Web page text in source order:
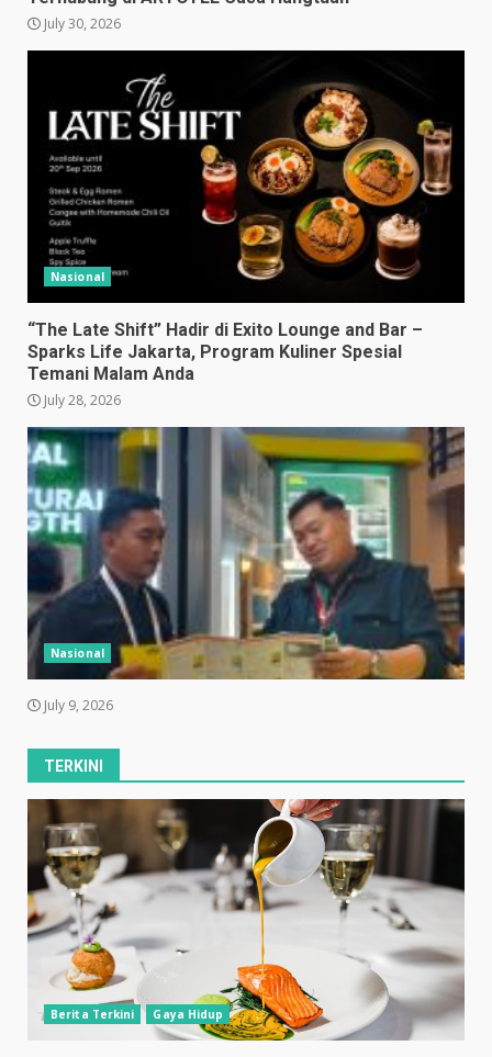
July 30, 2026
Nasional
“The Late Shift” Hadir di Exito Lounge and Bar –
Sparks Life Jakarta, Program Kuliner Spesial
Temani Malam Anda
July 28, 2026
Nasional
July 9, 2026
TERKINI
Berita Terkini Gaya Hidup